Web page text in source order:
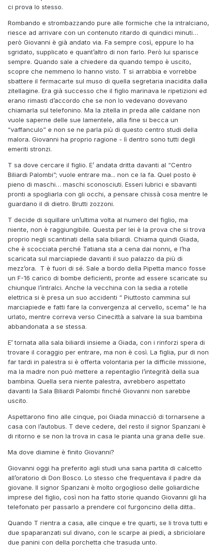
ci prova lo stesso.
Rombando e strombazzando pure alle formiche che la intralciano,
riesce ad arrivare con un contenuto ritardo di quindici minuti…
però Giovanni è già andato via. Fa sempre così, eppure lo ha
sgridato, supplicato e quant’altro di non farlo. Però lui sparisce
sempre. Quando sale a chiedere da quando tempo è uscito,
scopre che nemmeno lo hanno visto. T si arrabbia e vorrebbe
sbattere il fermacarte sul muso di quella segretaria inacidita dalla
zitellagine. Era già successo che il figlio marinava le ripetizioni ed
erano rimasti d’accordo che se non lo vedevano dovevano
chiamarla sul telefonino. Ma la zitella in preda alle caldane non
vuole saperne delle sue lamentele, alla fine si becca un
“vaffanculo” e non se ne parla più di questo centro studi della
malora. Giovanni ha proprio ragione - lì dentro sono tutti degli
emeriti stronzi.
T sa dove cercare il figlio. E’ andata dritta davanti al “Centro
Biliardi Palombi”; vuole entrare ma... non ce la fa. Quel posto è
pieno di maschi… maschi sconosciuti. Esseri lubrici e sbavanti
pronti a spogliarla con gli occhi, a pensare chissà cosa mentre le
guardano il di dietro. Brutti zozzoni.
T decide di squillare un’ultima volta al numero del figlio, ma
niente, non è raggiungibile. Questa per lei è la prova che si trova
proprio negli scantinati della sala biliardi. Chiama quindi Giada,
che è scocciata perché Tatiana sta a cena dai nonni, e l’ha
scaricata sul marciapiede davanti il suo palazzo da più di
mezz’ora.
T è fuori di sé. Sale a bordo della Pipetta manco fosse
un F-16 carico di bombe deficienti, pronte ad essere scaricate su
chiunque l’intralci. Anche la vecchina con la sedia a rotelle
elettrica si è presa un suo accidenti “ Piuttosto cammina sul
marciapiede e fatti fare la convergenza al cervello, scema” le ha
urlato, mentre correva verso Cinecittà a salvare la sua bambina
abbandonata a se stessa.
E’ tornata alla sala biliardi insieme a Giada, con i rinforzi spera di
trovare il coraggio per entrare, ma non è così. La figlia, pur di non
far tardi in palestra si è offerta volontaria per la difficile missione,
ma la madre non può mettere a repentaglio l’integrità della sua
bambina. Quella sera niente palestra, avrebbero aspettato
davanti la Sala Biliardi Palombi finché Giovanni non sarebbe
uscito.
Aspettarono fino alle cinque, poi Giada minacciò di tornarsene a
casa con l’autobus. T deve cedere, del resto il signor Spanzani è
di ritorno e se non la trova in casa le pianta una grana delle sue.
Ma dove diamine è finito Giovanni?
Giovanni oggi ha preferito agli studi una sana partita di calcetto
all’oratorio di Don Bosco. Lo stesso che frequentava il padre da
giovane. Il signor Spanzani è molto orgoglioso delle goliardiche
imprese del figlio, così non ha fatto storie quando Giovanni gli ha
telefonato per passarlo a prendere col furgoncino della ditta..
Quando T rientra a casa, alle cinque e tre quarti, se li trova tutti e
due spaparanzati sul divano, con le scarpe ai piedi, a sbriciolare
due panini con della porchetta che trasuda unto.